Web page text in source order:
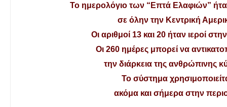
Το ημερολόγιο των “Επτά Ελαφιών”
σε όλην την Κεντρική
Οι αριθμοί 13 και 20 ήταν ιεροί
Οι 260 ημέρες μπορεί να
την διάρκεια της ανθρώπινης
Το σύστημα
ακόμα και σήμερα στην